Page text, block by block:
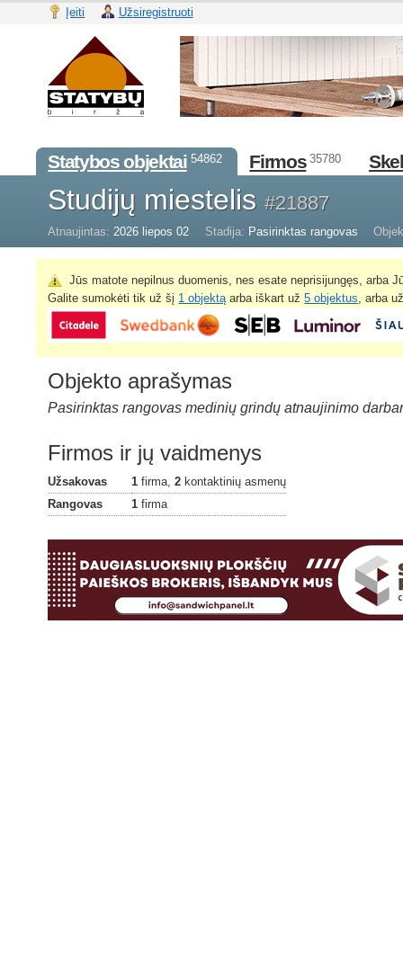
Įeiti Užsiregistruoti
Statybos objektai 54862 Firmos 35780
Studijų miestelis#21887
Atnaujintas: 2026 liepos 02 Stadija: Pasirinktas rangovas
Jūs matote nepilnus duomenis, nes esate neprisijungęs, arba
Galite sumokėti tik už šį 1 objektą arba iškart už5 objektus , arba
Objekto aprašymas
Pasirinktas rangovas medinių grindų atnaujinimo
Firmos ir jų vaidmenys
Užsakovas 1 firma,2 kontaktinių asmenų
Rangovas
1 firma